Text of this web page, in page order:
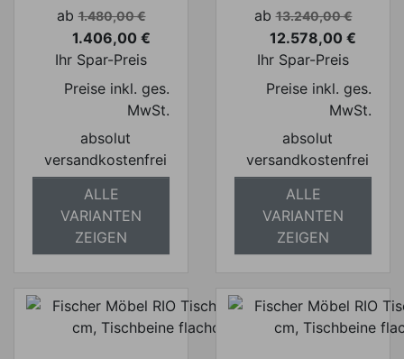
Verkaufspreis
ab 1.480,00 €
Preis
1.406,00 €
Ihr Spar-Preis
Preise inkl. ges.
MwSt.
absolut
versandkostenfrei
ALLE
VARIANTEN
ZEIGEN
Verkaufspreis
ab 13.240,00 €
Preis
12.578,00 €
Ihr Spar-Preis
Preise inkl. ges.
MwSt.
absolut
versandkostenfrei
ALLE
VARIANTEN
ZEIGEN